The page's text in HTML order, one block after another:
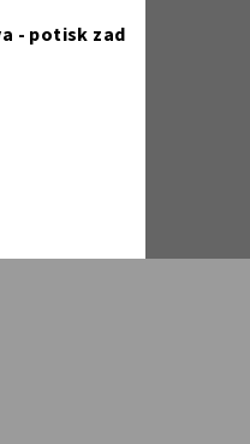
- potisk zad